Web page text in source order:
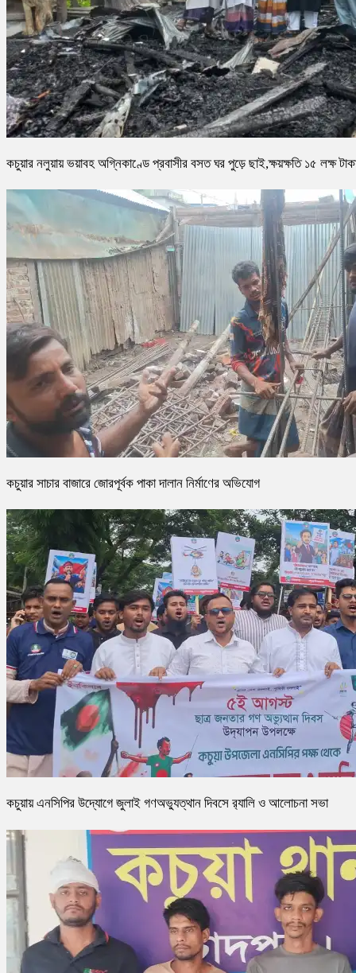
কচুয়ার নলুয়ায় ভয়াবহ অগ্নিকাণ্ডে প্রবাসীর বসত ঘর পুড়ে ছাই,ক্ষয়ক্ষতি ১৫ লক্ষ
কচুয়ার সাচার বাজারে জোরপূর্বক পাকা দালান নির্মাণের অভিযোগ
কচুয়ায় এনসিপির উদ্যোগে জুলাই গণঅভ্যুত্থান দিবসে র‌্যালি ও আলোচনা সভা